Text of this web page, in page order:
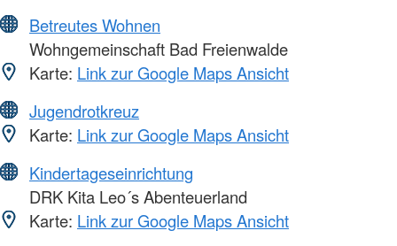
Betreutes Wohnen
Wohngemeinschaft Bad Freienwalde
Karte: Link zur Google Maps Ansicht
Jugendrotkreuz
Karte: Link zur Google Maps Ansicht
Kindertageseinrichtung
DRK Kita Leo´s Abenteuerland
Karte: Link zur Google Maps Ansicht